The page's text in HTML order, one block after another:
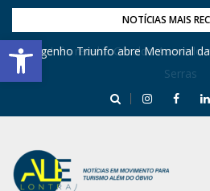
Barra de Ferramentas Aberta
NOTÍCIAS MAIS
Dona Inês recebe Geraldo Azevedo
Serras
Engenho Triunfo abre Memorial